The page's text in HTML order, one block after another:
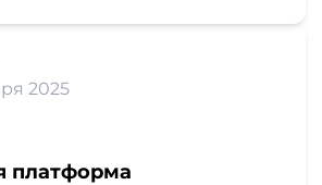
2025
платформа